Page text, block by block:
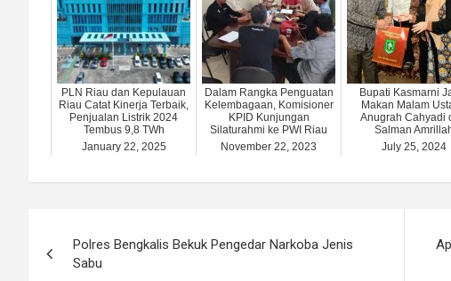
PLN Riau dan Kepulauan
Riau Catat Kinerja Terbaik,
Penjualan Listrik 2024
Tembus 9,8 TWh
January 22, 2025
Dalam Rangka Penguatan
Kelembagaan, Komisioner
KPID Kunjungan
Silaturahmi ke PWI Riau
November 22, 2023
Bupati Kasmarni
Makan Malam
Anugrah Cahyadi
Salman
July 25, 2024
navigation
Polres Bengkalis Bekuk Pengedar Narkoba Jenis
Sabu